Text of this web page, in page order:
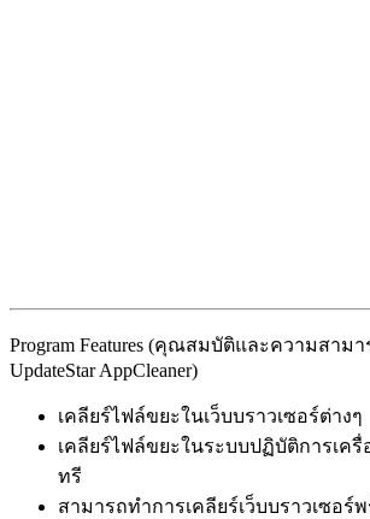
Program Features (คุณสมบัติและความสาม
UpdateStar AppCleaner)
เคลียร์ไฟล์ขยะในเว็บบราวเซอร์ต่างๆ
เคลียร์ไฟล์ขยะในระบบปฏิบัติการเค
ทรี
สามารถทำการเคลียร์เว็บบราวเซอร์